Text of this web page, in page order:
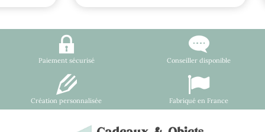
Paiement sécurisé Conseiller disponible
Création personnalisée Fabriqué en France